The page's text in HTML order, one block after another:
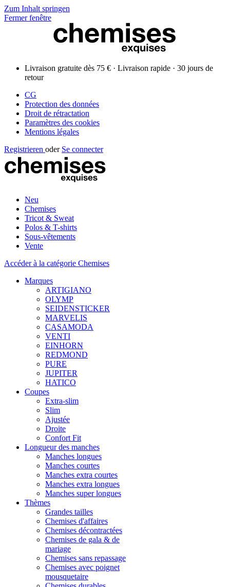
Zum Inhalt springen
Fermer fenêtre
Livraison gratuite dès 75 € · Livraison rapide · 30 jours de
retour
CG
Protection des données
Droit de rétractation
Paramètres des cookies
Mentions légales
Registrieren oder Se connecter
Neu
Chemises
Tricot & Sweat
Polos & T-shirts
Sous-vêtements
Vente
Accéder à la catégorie Chemises
Marques
ARTIGIANO
OLYMP
SEIDENSTICKER
MARVELIS
CASAMODA
VENTI
EINHORN
REDMOND
PURE
JUPITER
HATICO
Coupes
Extra-slim
Slim
Ajustée
Droite
Confort Fit
Longueur des manches
Manches longues
Manches courtes
Manches extra courtes
Manches extra longues
Manches super longues
Thèmes
Grandes tailles
Chemises d'affaires
Chemises décontractées
Chemises de gala & de
mariage
Chemises sans repassage
Chemises avec poignet
mousquetaire